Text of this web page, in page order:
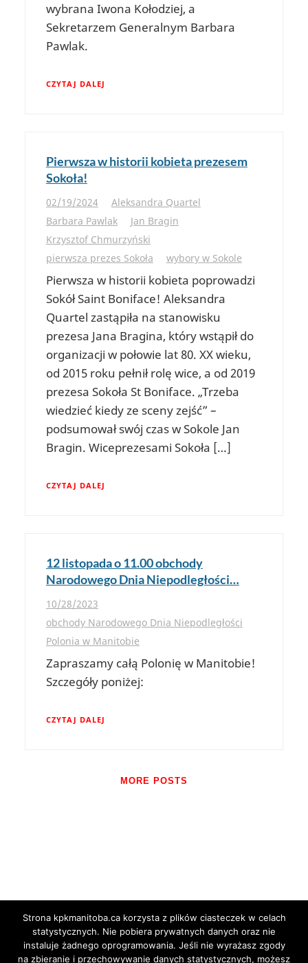
wybrana Iwona Kołodziej, a
Sekretarzem Generalnym Barbara
Pawlak.
CZYTAJ DALEJ
Pierwsza w historii kobieta prezesem
Sokoła!
02/19/2024
Aleksandra Quartel
Barbara Pawlak
Jan Bragin
Krzysztof Chmurzyński
pierwsza prezes Sokoła
wybory w Sokole
Pierwsza w historii kobieta poprowadzi
Sokół Saint Boniface! Aleksandra
Quartel zastąpiła na stanowisku
prezesa Jana Bragina, który wstąpił do
organizacji w połowie lat 80. XX wieku,
od 2015 roku pełnił rolę wice, a od 2019
prezesa Sokoła St Boniface. „Trzeba
wiedzieć kiedy ze sceny zejść” –
podsumował swój czas w Sokole Jan
Bragin. Wiceprezesami Sokoła […]
CZYTAJ DALEJ
12 listopada o 11.00 obchody
Narodowego Dnia Niepodległości…
10/28/2023
obchody Narodowego Dnia Niepodległości
Polonia w Manitobie
Zapraszamy całą Polonię w Manitobie!
Szczegóły poniżej:
CZYTAJ DALEJ
MORE POSTS
Tweets by KpkManitoba
Strona kpkmanitoba.ca korzysta z plików ciasteczek w celach
statystycznych. Nie pobiera prywatnych danych oraz nie
instaluje żadnego oprogramowania. Jeśli nie wyrażasz zgody
na zbieranie i przechowywanie danych statystycznych, możesz